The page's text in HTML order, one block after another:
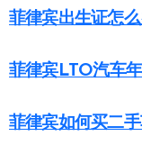
菲律宾出生证怎
菲律宾LTO汽车
菲律宾如何买二